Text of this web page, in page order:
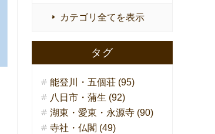
カテゴリ全てを表示
タグ
能登川・五個荘 (95)
八日市・蒲生 (92)
湖東・愛東・永源寺 (90)
寺社・仏閣 (49)